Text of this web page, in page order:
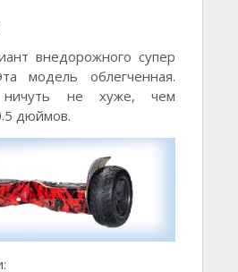
внедорожного супер
модель облегченная.
не хуже, чем
дюймов.